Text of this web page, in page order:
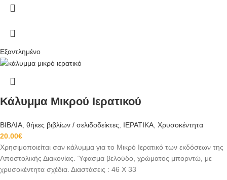
Εξαντλημένο
Κάλυμμα Μικρού Ιερατικού
ΒΙΒΛΙΑ θήκες βιβλίων / σελιδοδείκτες ΙΕΡΑΤΙΚΑ Χρυσοκέντητα
20.00€
Χρησιμοποιείται σαν κάλυμμα για το Μικρό Ιερατικό των εκδόσεων της
Αποστολικής Διακονίας. Ύφασμα βελούδο, χρώματος μπορντώ, με
χρυσοκέντητα σχέδια. Διαστάσεις : 46 Χ 33